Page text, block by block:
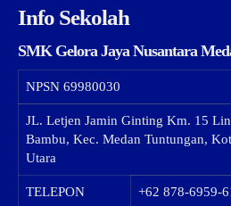
Info Sekolah
SMK Gelora Jaya Nusantara
NPSN 69980030
JL. Letjen Jamin Ginting Km. 15
Bambu, Kec. Medan Tuntungan,
Utara
TELEPON +62 878-6959-